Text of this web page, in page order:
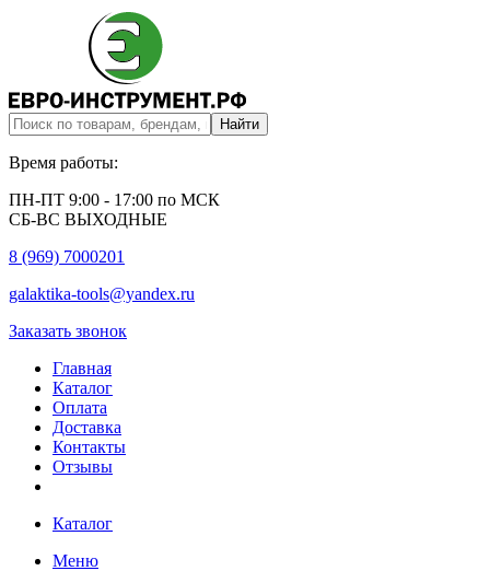
Время работы:
ПН-ПТ 9:00 - 17:00 по МСК
СБ-ВС ВЫХОДНЫЕ
8 (969) 7000201
galaktika-tools@yandex.ru
Заказать звонок
Главная
Каталог
Оплата
Доставка
Контакты
Отзывы
Каталог
Меню